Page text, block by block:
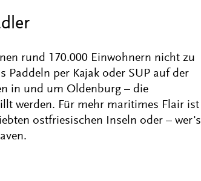
rund 170.000 Einwohnern nicht zu
Paddeln per Kajak oder SUP auf der
in und um Oldenburg – die
werden. Für mehr maritimes Flair ist
ostfriesischen Inseln oder – wer's